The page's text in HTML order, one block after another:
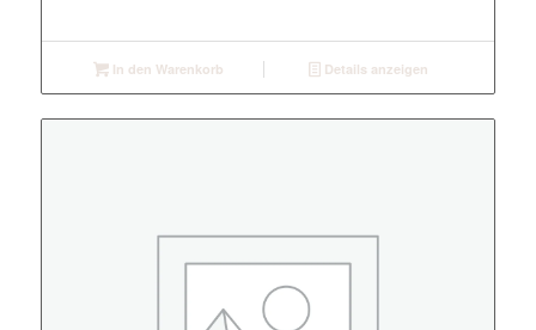
In den Warenkorb Details anzeigen